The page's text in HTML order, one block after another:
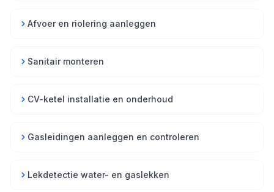
Afvoer en riolering aanleggen
Sanitair monteren
CV-ketel installatie en onderhoud
Gasleidingen aanleggen en controleren
Lekdetectie water- en gaslekken